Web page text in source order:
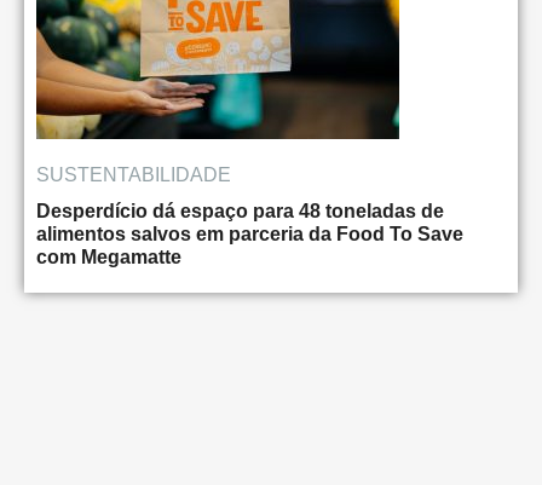
SUSTENTABILIDADE
Desperdício dá espaço para 48 toneladas de
alimentos salvos em parceria da Food To Save
com Megamatte